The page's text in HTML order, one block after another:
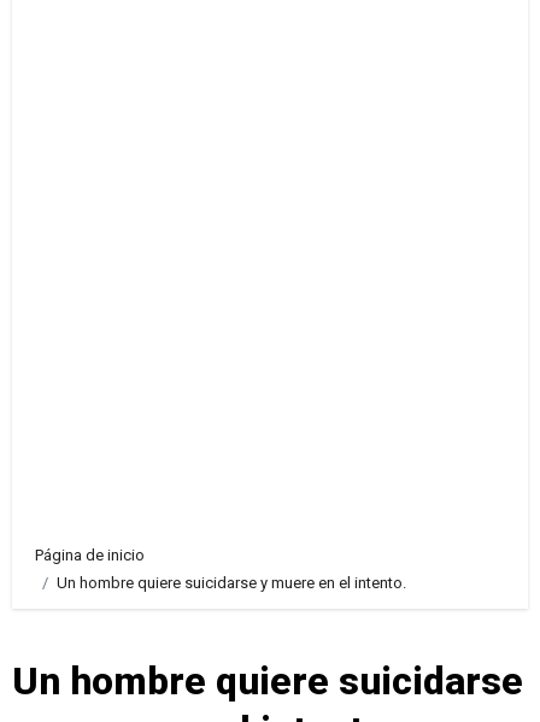
Página de inicio
Un hombre quiere suicidarse y muere en el intento.
Un hombre quiere suicidarse